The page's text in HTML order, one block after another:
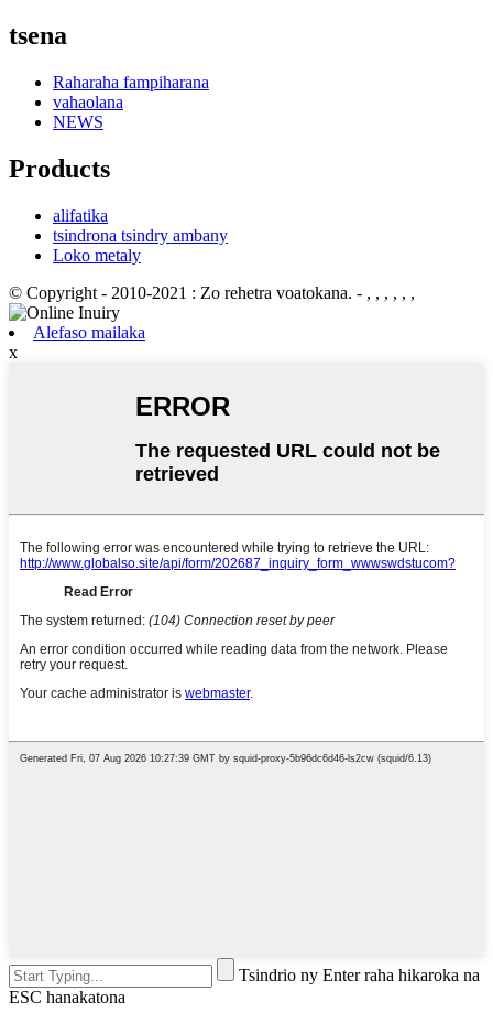
tsena
Raharaha fampiharana
vahaolana
NEWS
Products
alifatika
tsindrona tsindry ambany
Loko metaly
© Copyright - 2010-2021 : Zo rehetra voatokana. - , , , , , ,
Alefaso mailaka
x
Tsindrio ny Enter raha hikaroka na
ESC hanakatona